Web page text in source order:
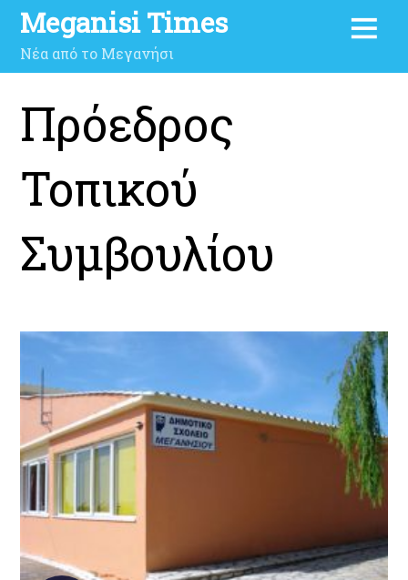
Meganisi Times
Νέα από το Μεγανήσι
Πρόεδρος
Τοπικού
Συμβουλίου